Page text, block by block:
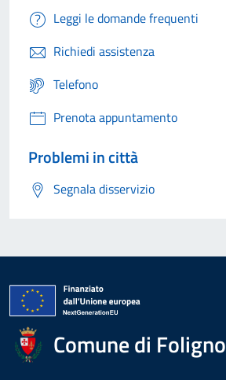
Leggi le domande frequenti
Richiedi assistenza
Telefono
Prenota appuntamento
Problemi in città
Segnala disservizio
Comune di Foligno